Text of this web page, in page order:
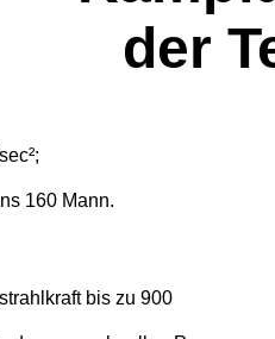
der
160 Mann.
bis zu 900